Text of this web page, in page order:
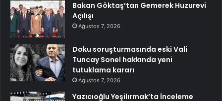
Bakan Göktaş’tan Gemerek Huzurevi
Açılışı
Ağustos 7, 2026
Doku soruşturmasında eski Vali
Tuncay Sonel hakkında yeni
tutuklama kararı
Ağustos 7, 2026
Yazıcıoğlu Yeşilırmak’ta İnceleme